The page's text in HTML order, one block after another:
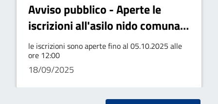
Avviso pubblico - Aperte le
iscrizioni all'asilo nido comunale
per l'anno educativo 2025-2026
le iscrizioni sono aperte fino al 05.10.2025 alle
ore 12:00
18/09/2025